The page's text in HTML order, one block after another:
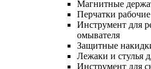
Магнитные
Перчатки рабочие
Инструмент для
омывателя
Защитные
Лежаки и стулья
Инструмент для